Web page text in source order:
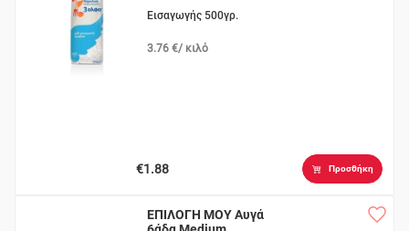
Εισαγωγής 500γρ.
3.76 €/ κιλό
€1.88 Προσθήκη
ΕΠΙΛΟΓΗ ΜΟΥ Αυγά